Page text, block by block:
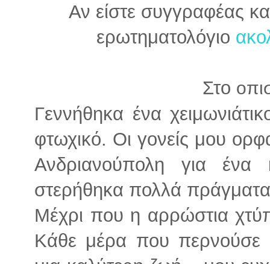
Αν είστε συγγραφέας
ερωτηματολόγιο
Στο
Γεννήθηκα ένα
φτωχικό. Οι γονείς μου
Ανδριανούπολη για
στερήθηκα πολλά
Μέχρι που η αρρώστια
Κάθε μέρα που περνούσε